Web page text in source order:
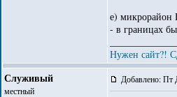
е) микрорайон
- в границах
Нужен сайт?!
Служивый
местный
Добавлено: Пт